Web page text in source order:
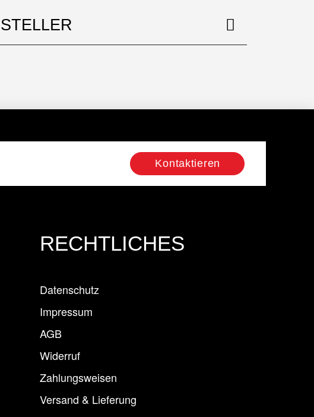
Kontaktieren
RECHTLICHES
Datenschutz
Impressum
AGB
Widerruf
Zahlungsweisen
Versand & Lieferung